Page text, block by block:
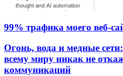
99% трафика моего
Огонь, вода и медные
всему миру никак не
коммуникаций